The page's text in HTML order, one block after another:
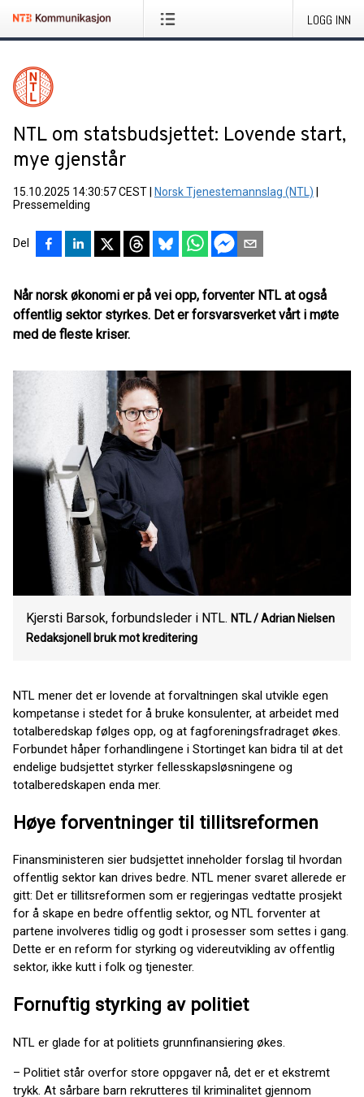
LOGG INN
NTL om statsbudsjettet: Lovende start,
mye gjenstår
15.10.2025 14:30:57 CEST Norsk Tjenestemannslag (NTL)
Pressemelding
Del
Når norsk økonomi er på vei opp, forventer NTL at også
offentlig sektor styrkes. Det er forsvarsverket vårt i møte
med de fleste kriser.
Kjersti Barsok, forbundsleder i NTL. NTL / Adrian Nielsen
Redaksjonell bruk mot kreditering
NTL mener det er lovende at forvaltningen skal utvikle egen
kompetanse i stedet for å bruke konsulenter, at arbeidet med
totalberedskap følges opp, og at fagforeningsfradraget økes.
Forbundet håper forhandlingene i Stortinget kan bidra til at det
endelige budsjettet styrker fellesskapsløsningene og
totalberedskapen enda mer.
Høye forventninger til tillitsreformen
Finansministeren sier budsjettet inneholder forslag til hvordan
offentlig sektor kan drives bedre. NTL mener svaret allerede er
gitt: Det er tillitsreformen som er regjeringas vedtatte prosjekt
for å skape en bedre offentlig sektor, og NTL forventer at
partene involveres tidlig og godt i prosesser som settes i gang.
Dette er en reform for styrking og videreutvikling av offentlig
sektor, ikke kutt i folk og tjenester.
Fornuftig styrking av politiet
NTL er glade for at politiets grunnfinansiering økes.
– Politiet står overfor store oppgaver nå, det er et ekstremt
trykk. At sårbare barn rekrutteres til kriminalitet gjennom